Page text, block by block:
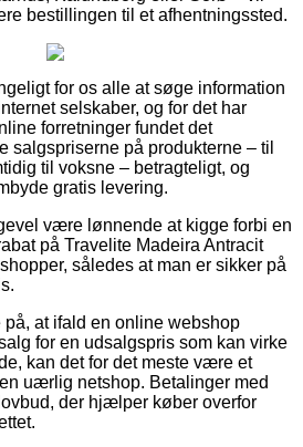
bestillingen til et afhentningssted.
for os alle at søge information
selskaber, og for det har
forretninger fundet det
salgspriserne på produkterne – til
til voksne – betragteligt, og
gratis levering.
være lønnende at kigge forbi en
på Travelite Madeira Antracit
således at man er sikker på
at ifald en online webshop
for en udsalgspris som kan virke
kan det for det meste være et
uærlig netshop. Betalinger med
der hjælper køber overfor